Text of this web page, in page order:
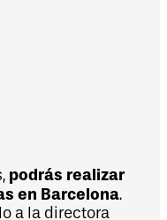
podrás realizar
en Barcelona.
a la directora